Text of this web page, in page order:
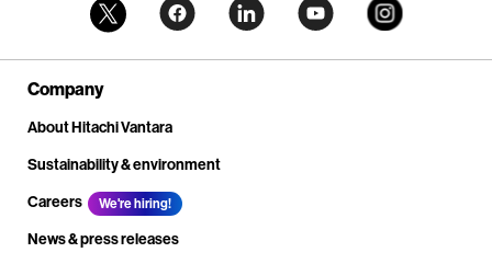
Company
About Hitachi Vantara
Sustainability & environment
Careers
We're hiring!
News & press releases